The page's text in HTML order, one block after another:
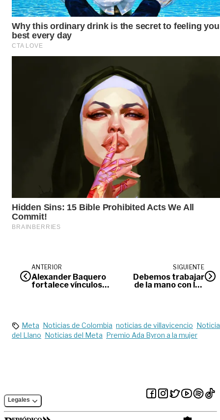
ANTERIOR
Alexander Baquero
fortalece vínculos
SIGUIENTE
Debemos trabajar
de la mano con las
Meta Noticias de Colombia noticias de villavicencio
del Llano Noticias del Meta Premio Ada Byron a la mujer
Legales